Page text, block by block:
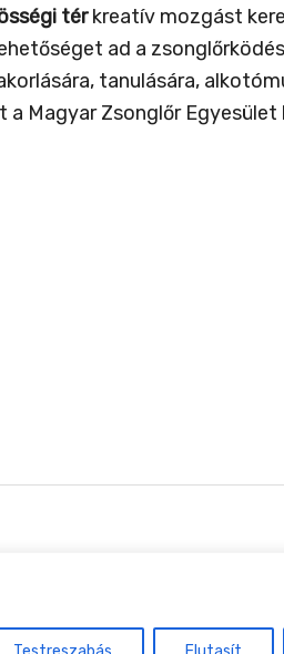
térkreatív mozgást
ad a
tanulására,
Magyar Zsonglőr Egyesület